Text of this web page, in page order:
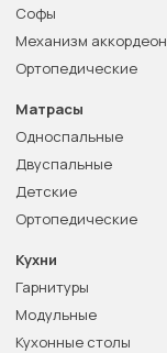
Софы
Механизм аккордеон
Ортопедические
Матрасы
Односпальные
Двуспальные
Детские
Ортопедические
Кухни
Гарнитуры
Модульные
Кухонные столы